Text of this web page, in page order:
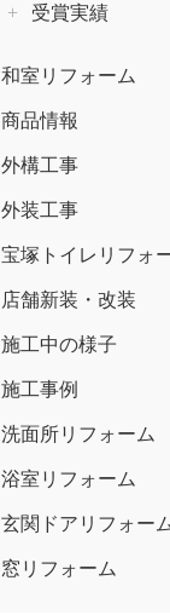
受賞実績
和室リフォーム
商品情報
外構工事
外装工事
宝塚トイレリフォ
店舗新装・改装
施工中の様子
施工事例
洗面所リフォーム
浴室リフォーム
玄関ドアリフォー
窓リフォーム